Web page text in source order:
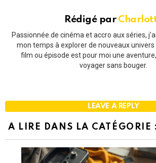
Rédigé par
Passionnée de cinéma et accro aux séries,
mon temps à explorer de nouveaux univers
film ou épisode est pour moi une
voyager sans bouger.
LEAVE A REPLY
A LIRE DANS LA CATÉGORIE :